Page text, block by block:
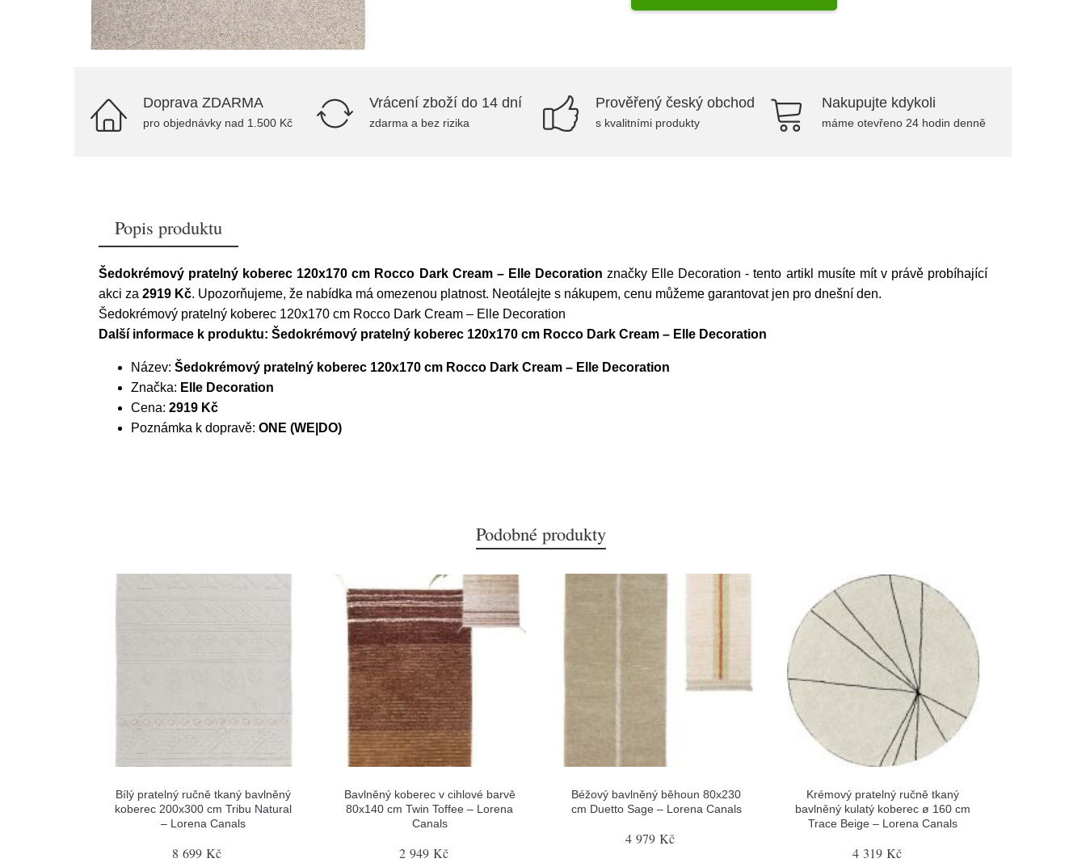
Doprava ZDARMA
pro objednávky nad 1.500 Kč
Vrácení zboží do 14 dní
zdarma a bez rizika
Prověřený český obchod
s kvalitními produkty
Nakupujte kdykoli
máme otevřeno 24 hodin denně
Popis produktu
Šedokrémový pratelný koberec 120x170 cm Rocco Dark Cream – Elle Decoration značky Elle Decoration - tento artikl musíte mít v právě probíhající
akci za 2919 Kč. Upozorňujeme, že nabídka má omezenou platnost. Neotálejte s nákupem, cenu můžeme garantovat jen pro dnešní den.
Šedokrémový pratelný koberec 120x170 cm Rocco Dark Cream – Elle Decoration
Další informace k produktu: Šedokrémový pratelný koberec 120x170 cm Rocco Dark Cream – Elle Decoration
Název: Šedokrémový pratelný koberec 120x170 cm Rocco Dark Cream – Elle Decoration
Značka: Elle Decoration
Cena: 2919 Kč
Poznámka k dopravě: ONE (WE|DO)
Podobné produkty
Bílý pratelný ručně tkaný bavlněný
koberec 200x300 cm Tribu Natural
– Lorena Canals
8 699 Kč
Bavlněný koberec v cihlové barvě
80x140 cm Twin Toffee – Lorena
Canals
2 949 Kč
Béžový bavlněný běhoun 80x230
cm Duetto Sage – Lorena Canals
4 979 Kč
Krémový pratelný ručně tkaný
bavlněný kulatý koberec ø 160 cm
Trace Beige – Lorena Canals
4 319 Kč